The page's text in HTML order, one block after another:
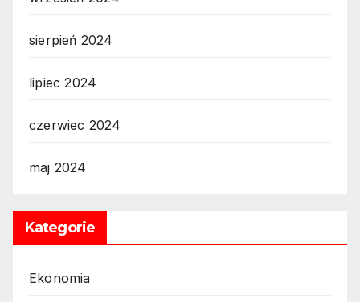
sierpień 2024
lipiec 2024
czerwiec 2024
maj 2024
Kategorie
Ekonomia